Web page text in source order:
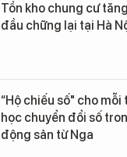
Tồn kho chung cư
đầu chững lại tại Hà
“Hộ chiếu số" cho mỗi
học chuyển đổi số
động sản từ Nga